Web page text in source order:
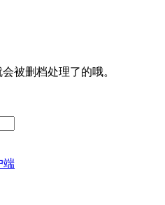
被删档处理了的哦。
端